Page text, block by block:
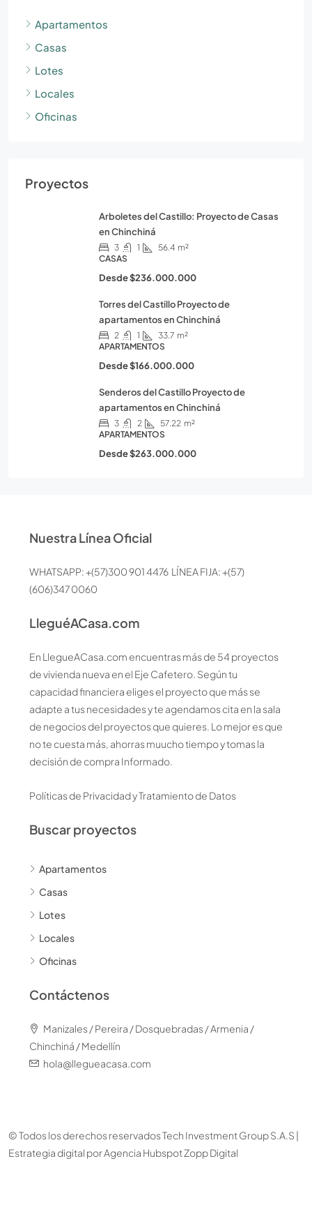
Apartamentos
Casas
Lotes
Locales
Oficinas
Proyectos
Arboletes del Castillo: Proyecto de Casas
en Chinchiná
3 1 56.4 m²
CASAS
Desde$236.000.000
Torres del Castillo Proyecto de
apartamentos en Chinchiná
2 1 33.7 m²
APARTAMENTOS
Desde$166.000.000
Senderos del Castillo Proyecto de
apartamentos en Chinchiná
3 2 57.22 m²
APARTAMENTOS
Desde$263.000.000
Nuestra Línea Oficial
WHATSAPP: +(57)300 901 4476 LÍNEA FIJA: +(57)
(606)347 0060
LleguéACasa.com
En LlegueACasa.com encuentras más de 54 proyectos
de vivienda nueva en el Eje Cafetero. Según tu
capacidad financiera eliges el proyecto que más se
adapte a tus necesidades y te agendamos cita en la sala
de negocios del proyectos que quieres. Lo mejor es que
no te cuesta más, ahorras muucho tiempo y tomas la
decisión de compra Informado.
Políticas de Privacidad y Tratamiento de Datos
Buscar proyectos
Apartamentos
Casas
Lotes
Locales
Oficinas
Contáctenos
Manizales / Pereira / Dosquebradas / Armenia /
Chinchiná / Medellín
hola@llegueacasa.com
© Todos los derechos reservados Tech Investment Group S.A.S |
Estrategia digital porAgencia Hubspot Zopp Digital